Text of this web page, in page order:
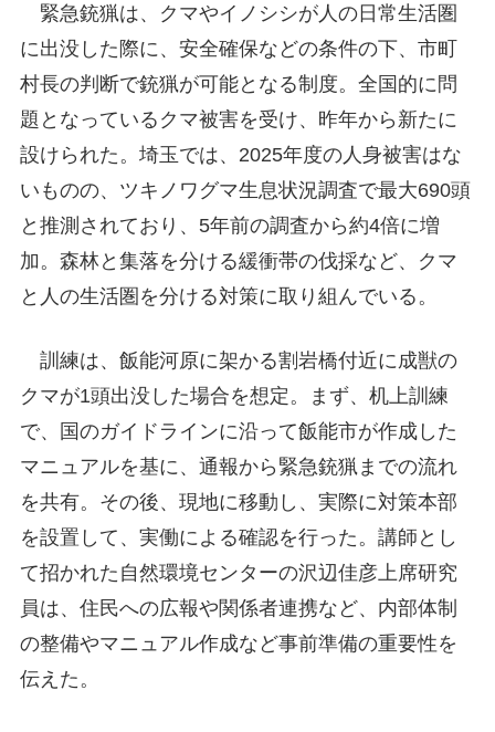
緊急銃猟は、クマやイノシシが人の日常生活圏
に出没した際に、安全確保などの条件の下、市町
村長の判断で銃猟が可能となる制度。全国的に問
題となっているクマ被害を受け、昨年から新たに
設けられた。埼玉では、2025年度の人身被害はな
いものの、ツキノワグマ生息状況調査で最大690頭
と推測されており、5年前の調査から約4倍に増
加。森林と集落を分ける緩衝帯の伐採など、クマ
と人の生活圏を分ける対策に取り組んでいる。
訓練は、飯能河原に架かる割岩橋付近に成獣の
クマが1頭出没した場合を想定。まず、机上訓練
で、国のガイドラインに沿って飯能市が作成した
マニュアルを基に、通報から緊急銃猟までの流れ
を共有。その後、現地に移動し、実際に対策本部
を設置して、実働による確認を行った。講師とし
て招かれた自然環境センターの沢辺佳彦上席研究
員は、住民への広報や関係者連携など、内部体制
の整備やマニュアル作成など事前準備の重要性を
伝えた。